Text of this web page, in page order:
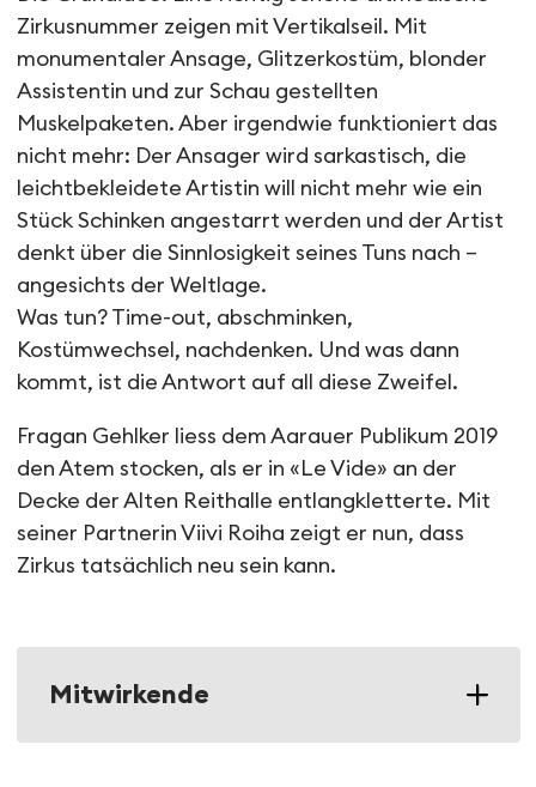
Zirkusnummer zeigen mit Vertikalseil. Mit
monumentaler Ansage, Glitzerkostüm, blonder
Assistentin und zur Schau gestellten
Muskelpaketen. Aber irgendwie funktioniert das
nicht mehr: Der Ansager wird sarkastisch, die
leichtbekleidete Artistin will nicht mehr wie ein
Stück Schinken angestarrt werden und der Artist
denkt über die Sinnlosigkeit seines Tuns nach –
angesichts der Weltlage.
Was tun? Time-out, abschminken,
Kostümwechsel, nachdenken. Und was dann
kommt, ist die Antwort auf all diese Zweifel.
Fragan Gehlker liess dem Aarauer Publikum 2019
den Atem stocken, als er in «Le Vide» an der
Decke der Alten Reithalle entlangkletterte. Mit
seiner Partnerin Viivi Roiha zeigt er nun, dass
Zirkus tatsächlich neu sein kann.
Mitwirkende